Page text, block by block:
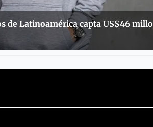
de Latinoamérica capta US$46